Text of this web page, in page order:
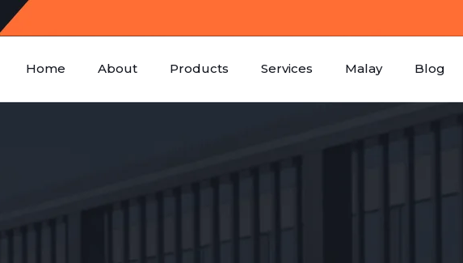
Home About Products Services Malay Blog